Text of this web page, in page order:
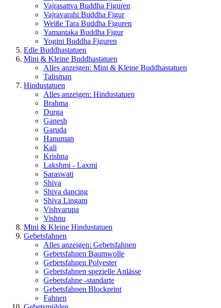
Vajrasattva Buddha Figuren
Vajravarahi Buddha Figur
Weiße Tara Buddha Figuren
Yamantaka Buddha Figur
Yogini Buddha Figuren
Edle Buddhastatuen
Mini & Kleine Buddhastatuen
Alles anzeigen: Mini & Kleine Buddhastatuen
Talisman
Hindustatuen
Alles anzeigen: Hindustatuen
Brahma
Durga
Ganesh
Garuda
Hanuman
Kali
Krishna
Lakshmi - Laxmi
Saraswati
Shiva
Shiva dancing
Shiva Lingam
Vishvarupa
Vishnu
Mini & Kleine Hindustatuen
Gebetsfahnen
Alles anzeigen: Gebetsfahnen
Gebetsfahnen Baumwolle
Gebetsfahnen Polyester
Gebetsfahnen spezielle Anlässe
Gebetsfahne -standarte
Gebetsfahnen Blockprint
Fahnen